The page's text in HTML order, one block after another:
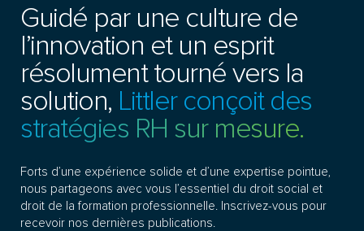
Guidé par une culture de
l’innovation et un esprit
résolument tourné vers la
solution, Littler conçoit des
stratégies RH sur mesure.
Forts d’une expérience solide et d’une expertise pointue,
nous partageons avec vous l’essentiel du droit social et
droit de la formation professionnelle. Inscrivez-vous pour
recevoir nos dernières publications.